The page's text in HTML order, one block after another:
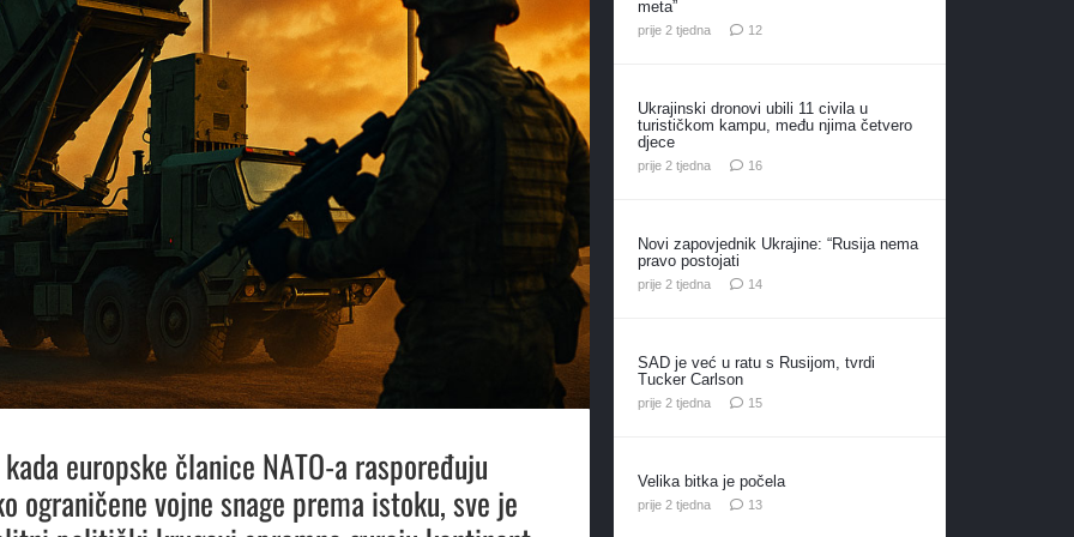
europske članice NATO-a raspoređuju
ograničene vojne snage prema istoku, sve je
meta”
prije 2 tjedna 12komentara
Ukrajinski dronovi ubili 11 civila u
turističkom kampu, među njima četvero
djece
prije 2 tjedna 16komentara
Novi zapovjednik Ukrajine: “Rusija nema
pravo postojati
prije 2 tjedna 14komentara
SAD je već u ratu s Rusijom, tvrdi
Tucker Carlson
prije 2 tjedna 15komentara
Velika bitka je počela
prije 2 tjedna 13komentara